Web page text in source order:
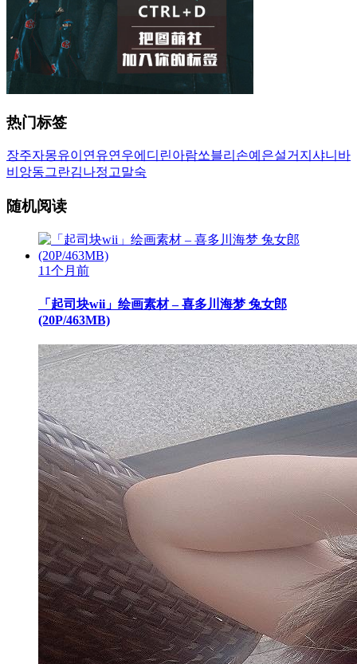
导
航
热门标签
장주자몽유이 연유연우에디린아람쏘블리 손예은설거지 샤니 바
비앙동그란김나정 고말숙
随机阅读
11个月前
「起司块wii」绘画素材 – 喜多川海梦 兔女郎
(20P/463MB)